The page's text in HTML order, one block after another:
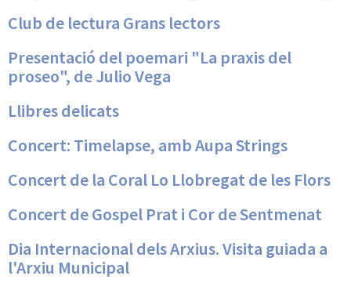
Club de lectura Grans lectors
Presentació del poemari "La praxis del
proseo", de Julio Vega
Llibres delicats
Concert: Timelapse, amb Aupa Strings
Concert de la Coral Lo Llobregat de les Flors
Concert de Gospel Prat i Cor de Sentmenat
Dia Internacional dels Arxius. Visita guiada a
l'Arxiu Municipal